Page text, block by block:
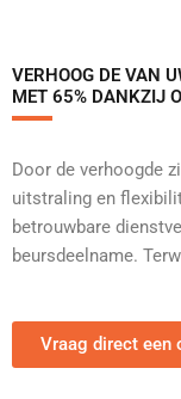
VERHOOG DE VAN
MET 65% DANKZIJ
Door de verhoogde
uitstraling en
betrouwbare
beursdeelname.
Vraag direct een